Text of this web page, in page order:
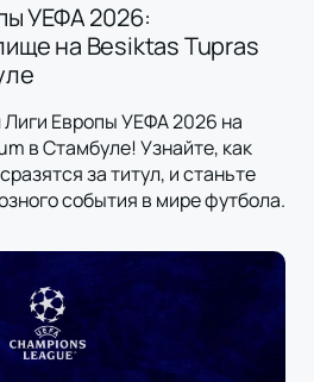
УЕФА 2026:
на Besiktas Tupras
Европы УЕФА 2026 на
в Стамбуле! Узнайте, как
за титул, и станьте
события в мире футбола.